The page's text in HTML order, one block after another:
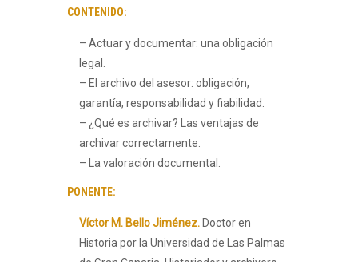
CONTENIDO:
– Actuar y documentar: una obligación
legal.
– El archivo del asesor: obligación,
garantía, responsabilidad y fiabilidad.
– ¿Qué es archivar? Las ventajas de
archivar correctamente.
– La valoración documental.
PONENTE:
Víctor M. Bello Jiménez. Doctor en
Historia por la Universidad de Las Palmas